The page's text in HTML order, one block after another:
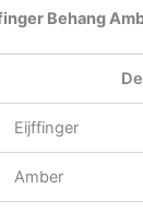
Behang
Eijffinger
Amber